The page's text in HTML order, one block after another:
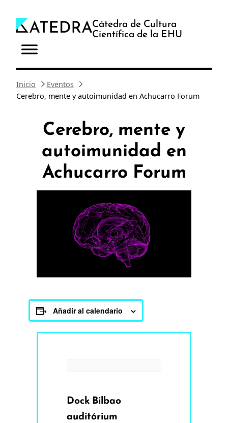
contenido
Cátedra de Cultura
Científica de la EHU
Inicio
Eventos
Cerebro, mente y autoimunidad en Achucarro Forum
Cerebro, mente y
autoimunidad en
Achucarro Forum
Añadir al calendario
Dock Bilbao
auditórium